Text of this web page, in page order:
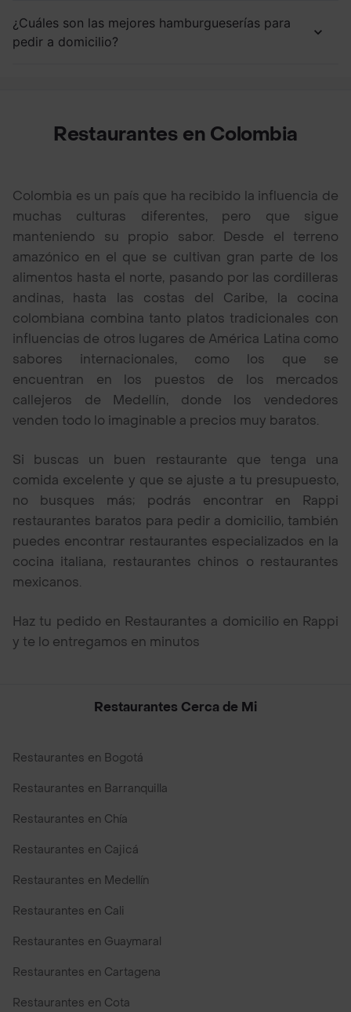
¿Cuáles son las mejores hamburgueserías para
pedir a domicilio?
Restaurantes en Colombia
Colombia es un país que ha recibido la influencia de
muchas culturas diferentes, pero que sigue
manteniendo su propio sabor. Desde el terreno
amazónico en el que se cultivan gran parte de los
alimentos hasta el norte, pasando por las cordilleras
andinas, hasta las costas del Caribe, la cocina
colombiana combina tanto platos tradicionales con
influencias de otros lugares de América Latina como
sabores internacionales, como los que se
encuentran en los puestos de los mercados
callejeros de Medellín, donde los vendedores
venden todo lo imaginable a precios muy baratos.
Si buscas un buen restaurante que tenga una
comida excelente y que se ajuste a tu presupuesto,
no busques más; podrás encontrar en Rappi
restaurantes baratos para pedir a domicilio, también
puedes encontrar restaurantes especializados en la
cocina italiana, restaurantes chinos o restaurantes
mexicanos.
Haz tu pedido en Restaurantes a domicilio en Rappi
y te lo entregamos en minutos
Restaurantes Cerca de Mi
Restaurantes en Bogotá
Restaurantes en Barranquilla
Restaurantes en Chía
Restaurantes en Cajicá
Restaurantes en Medellín
Restaurantes en Cali
Restaurantes en Guaymaral
Restaurantes en Cartagena
Restaurantes en Cota